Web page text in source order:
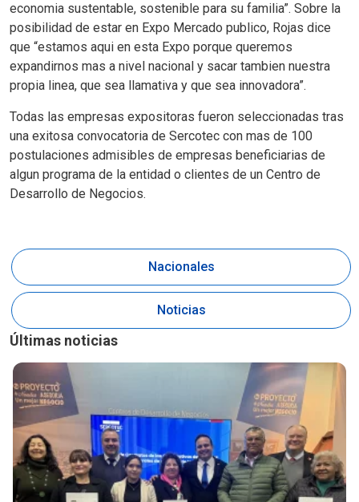
economia sustentable, sostenible para su familia”. Sobre la
posibilidad de estar en Expo Mercado publico, Rojas dice
que “estamos aqui en esta Expo porque queremos
expandirnos mas a nivel nacional y sacar tambien nuestra
propia linea, que sea llamativa y que sea innovadora”.
Todas las empresas expositoras fueron seleccionadas tras
una exitosa convocatoria de Sercotec con mas de 100
postulaciones admisibles de empresas beneficiarias de
algun programa de la entidad o clientes de un Centro de
Desarrollo de Negocios.
Nacionales
Noticias
Últimas noticias